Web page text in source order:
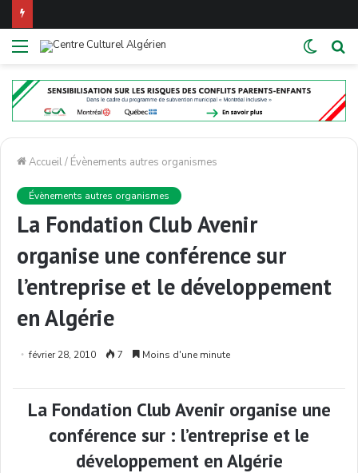
Menu
Switch
Accueil/ Évènements autres organismes
Évènements autres organismes
La Fondation Club Avenir
organise une conférence sur
l’entreprise et le développement
en Algérie
février 28, 2010 7 Moins d'une minute
La Fondation Club Avenir organise une
conférence sur : l’entreprise et le
développement en Algérie